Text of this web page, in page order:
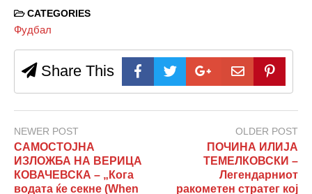
CATEGORIES
Фудбал
Share This
NEWER POST
САМОСТОЈНА
ИЗЛОЖБА НА ВЕРИЦА
КОВАЧЕВСКА – „Кога
водата ќе секне (When
OLDER POST
ПОЧИНА ИЛИЈА
ТЕМЕЛКОВСКИ –
Легендарниот
ракометен стратег кој